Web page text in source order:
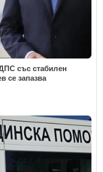
със стабилен
се запазва